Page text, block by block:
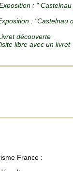
: " Castelnau
: "Castelnau
découverte
libre avec un livret
France :